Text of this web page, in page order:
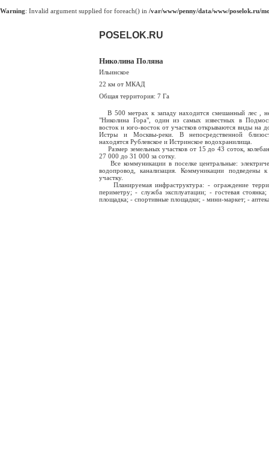
Warning: Invalid argument supplied for foreach() in /var/www/penny/data/www/poselok.ru/
POSELOK.RU
Николина Поляна
Ильинское
22 км от МКАД
Общая территория: 7 Га
В 500 метрах к западу находится смешанный лес ,
"Николина Гора", один из самых известных в
восток и юго-восток от участков открываются виды на
Истры и Москвы-реки. В непосредственной
находятся Рублевское и Истринское водохранилища.
Размер земельных участков от 15 до 43 соток,
27 000 до 31 000 за сотку.
Все коммуникации в поселке центральные:
водопровод, канализация. Коммуникации подведены
участку.
Планируемая инфраструктура: - ограждение
периметру; - служба эксплуатации; - гостевая стоянка;
площадка; - спортивные площадки; - мини-маркет; -